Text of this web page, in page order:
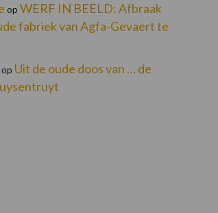
op WERF IN BEELD: Afbraak
fabriek van Agfa-Gevaert te
op Uit de oude doos van … de